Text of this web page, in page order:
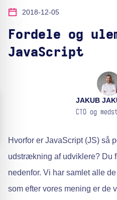
2018-12-05
Fordele og
JavaScript
JAKUB
CTO og
Hvorfor er JavaScript (JS) så
udstrækning af udviklere? Du
nedenfor. Vi har samlet alle
som efter vores mening er de